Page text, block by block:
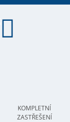
KOMPLETNÍ
ZASTŘEŠENÍ